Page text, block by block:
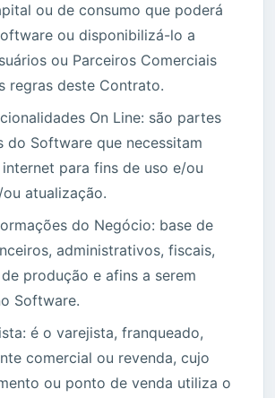
ou de consumo que poderá
ou disponibilizá-lo a
ou Parceiros Comerciais
regras deste Contrato.
On Line: são partes
do Software que necessitam
para fins de uso e/ou
atualização.
do Negócio: base de
administrativos, fiscais,
produção e afins a serem
Software.
é o varejista, franqueado,
comercial ou revenda, cujo
ou ponto de venda utiliza o